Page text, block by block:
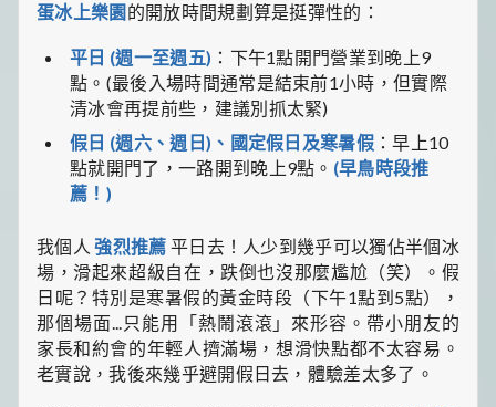
蛋冰上樂園的開放時間規劃算是挺彈性的：
平日 (週一至週五) ：下午1點開門營業到晚上9
點。(最後入場時間通常是結束前1小時，但實際
清冰會再提前些，建議別抓太緊)
假日 (週六、週日)、國定假日及寒暑假 ：早上10
點就開門了，一路開到晚上9點。 (早鳥時段推
薦！)
我個人強烈推薦 平日去！人少到幾乎可以獨佔半個冰
場，滑起來超級自在，跌倒也沒那麼尷尬（笑）。假
日呢？特別是寒暑假的黃金時段（下午1點到5點），
那個場面...只能用「熱鬧滾滾」來形容。帶小朋友的
家長和約會的年輕人擠滿場，想滑快點都不太容易。
老實說，我後來幾乎避開假日去，體驗差太多了。